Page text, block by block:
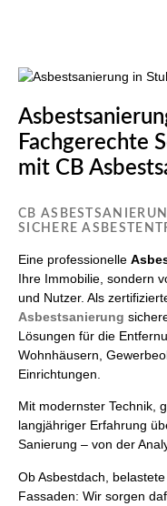
Fachgerechte
mit CB
CB
SICHERE
Eine professionelle
Ihre Immobilie, sondern
und Nutzer. Als
Asbestsanierung
Lösungen für die
Wohnhäusern,
Einrichtungen.
Mit modernster Technik,
langjähriger Erfahrung
Sanierung – von der
Ob Asbestdach,
Fassaden: Wir sorgen